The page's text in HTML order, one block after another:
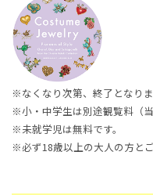
※なくなり次第、終了となりま
※小・中学生は別途観覧料（
※未就学児は無料です。
※必ず18歳以上の大人の方とご